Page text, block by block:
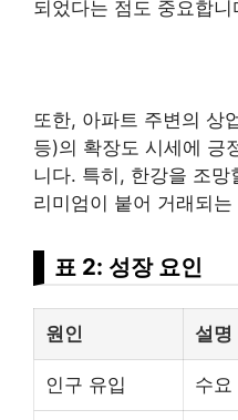
되었다는 점도 중요합니
또한, 아파트 주변의 상
등)의 확장도 시세에 긍
니다. 특히, 한강을 조
리미엄이 붙어 거래되
표 2: 성장 요인
원인 설명
인구 유입 수요